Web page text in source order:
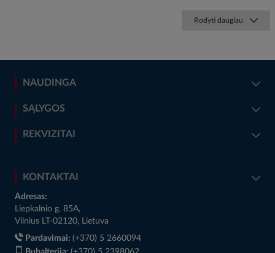
Rodyti daugiau
NAUDINGA
SĄLYGOS
REKVIZITAI
KONTAKTAI
Adresas:
Liepkalnio g. 85A,
Vilnius LT-02120, Lietuva
Pardavimai: (+370) 5 2660094